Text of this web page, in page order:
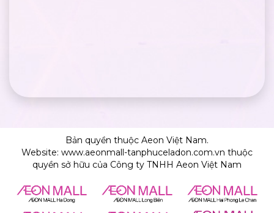
Bản quyền thuộc Aeon Việt Nam.
Website: www.aeonmall-tanphuceladon.com.vn thuộc
quyền sở hữu của Công ty TNHH Aeon Việt Nam